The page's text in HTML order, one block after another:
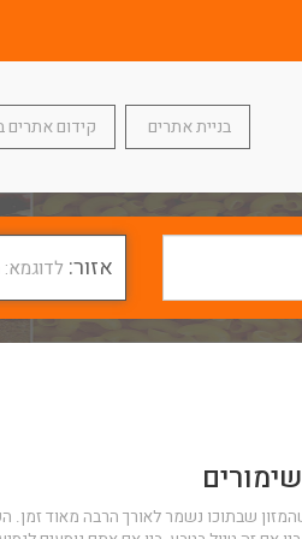
בניית אתרים קידום אתרים
אזור:
שבתוכו נשמר לאורך הרבה מאוד זמן.